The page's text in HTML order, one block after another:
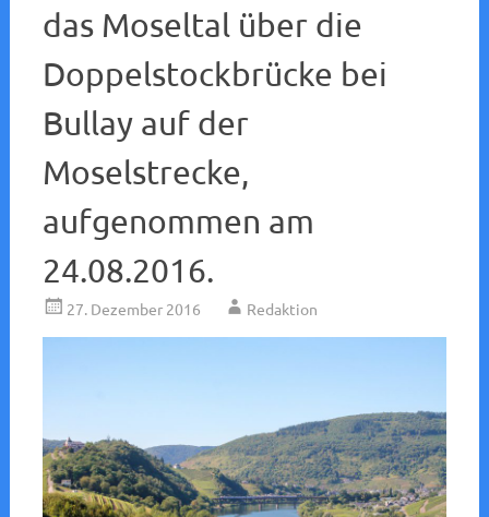
das Moseltal über die
Doppelstockbrücke bei
Bullay auf der
Moselstrecke,
aufgenommen am
24.08.2016.
27. Dezember 2016 Redaktion